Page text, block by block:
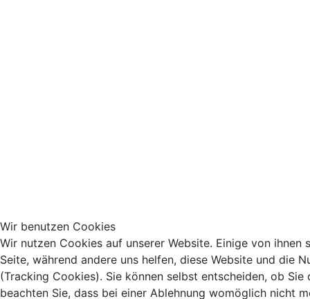
Wir benutzen Cookies
Wir nutzen Cookies auf unserer Website. Einige von ihnen
Seite, während andere uns helfen, diese Website und die
(Tracking Cookies). Sie können selbst entscheiden, ob
beachten Sie, dass bei einer Ablehnung womöglich nicht